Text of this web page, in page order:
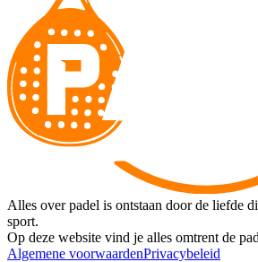
Alles over padel is ontstaan door de liefde
sport.
Op deze website vind je alles omtrent de
Algemene voorwaardenPrivacybeleid